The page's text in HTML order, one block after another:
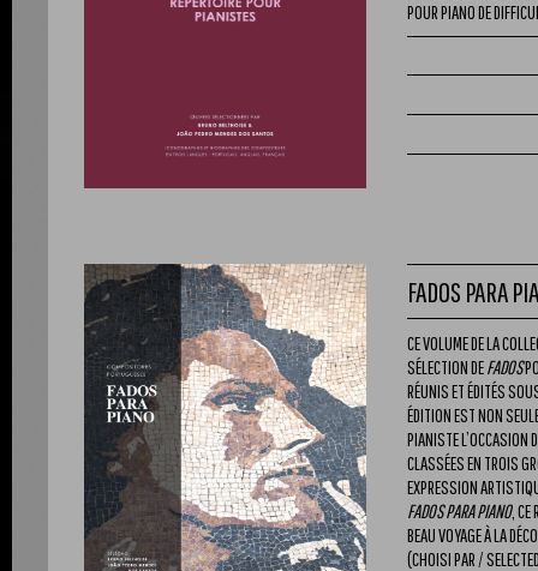
POUR PIANO DE
FADOS PARA
CE VOLUME DE LA
SÉLECTION DEFADOS
RÉUNIS ET ÉDITÉS
ÉDITION EST NON
PIANISTE L’OCCASION
CLASSÉES EN TROIS
EXPRESSION
FADOS PARA PIANO, CE
BEAU VOYAGE À LA
(CHOISI PAR /